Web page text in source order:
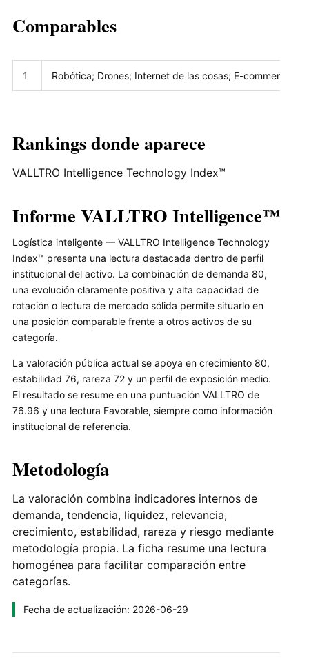
Comparables
1 Robótica; Drones; Internet de las cosas; E-commerce
Rankings donde aparece
VALLTRO Intelligence Technology Index™
Informe VALLTRO Intelligence™
Logística inteligente — VALLTRO Intelligence Technology
Index™ presenta una lectura destacada dentro de perfil
institucional del activo. La combinación de demanda 80,
una evolución claramente positiva y alta capacidad de
rotación o lectura de mercado sólida permite situarlo en
una posición comparable frente a otros activos de su
categoría.
La valoración pública actual se apoya en crecimiento 80,
estabilidad 76, rareza 72 y un perfil de exposición medio.
El resultado se resume en una puntuación VALLTRO de
76.96 y una lectura Favorable, siempre como información
institucional de referencia.
Metodología
La valoración combina indicadores internos de
demanda, tendencia, liquidez, relevancia,
crecimiento, estabilidad, rareza y riesgo mediante
metodología propia. La ficha resume una lectura
homogénea para facilitar comparación entre
categorías.
Fecha de actualización: 2026-06-29